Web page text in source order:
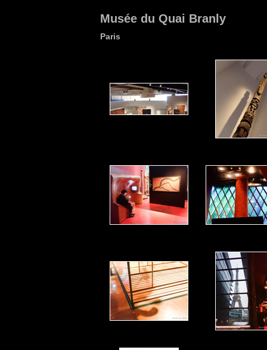
Musée du Quai Branly
Paris